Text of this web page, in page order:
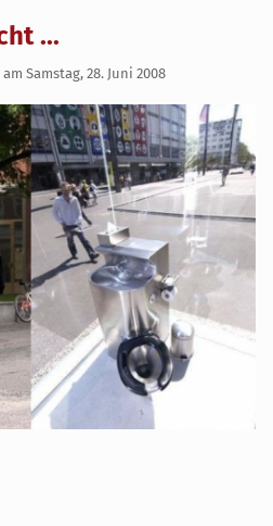
...
am Samstag, 28. Juni 2008